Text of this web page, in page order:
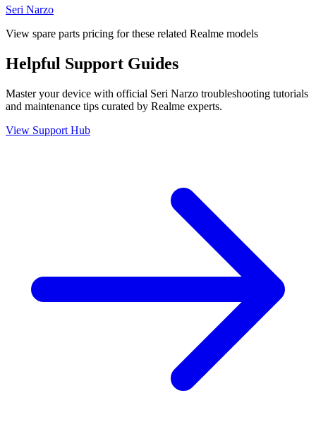
Seri Narzo
View spare parts pricing for these related Realme models
Helpful Support Guides
Master your device with official Seri Narzo troubleshooting tutorials
and maintenance tips curated by Realme experts.
View Support Hub